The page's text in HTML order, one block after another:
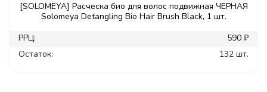
[SOLOMEYA] Расческа био для волос подвижная ЧЕРНАЯ
Solomeya Detangling Bio Hair Brush Black, 1 шт.
РРЦ:
590 ₽
Остаток:
132 шт.